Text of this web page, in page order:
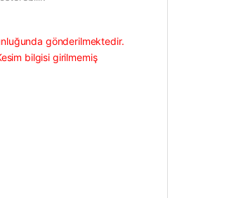
gönderilmektedir.
bilgisi girilmemiş